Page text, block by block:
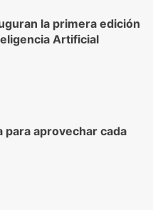
la primera edición
Artificial
para aprovechar cada